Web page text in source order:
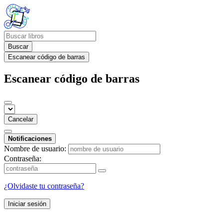
Buscar
Escanear código de barras
Escanear código de barras
Cancelar
Notificaciones
Nombre de usuario:
Contraseña:
¿Olvidaste tu contraseña?
Iniciar sesión